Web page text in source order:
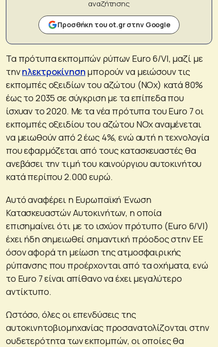
αναζήτησης
Προσθήκη του ot.gr στην Google
Τα πρότυπα εκπομπών ρύπων Euro 6/VI, μαζί με
τηνηλεκτροκίνηση μπορούν να μειώσουν τις
εκπομπές οξειδίων του αζώτου (NOx) κατά 80%
έως το 2035 σε σύγκριση με τα επίπεδα που
ίσχυαν το 2020. Με τα νέα πρότυπα του Euro 7 οι
εκπομπές οξειδίου του αζώτου NOx αναμένεται
να μειωθούν από 2 έως 4%, ενώ αυτή η τεχνολογία
που εφαρμόζεται από τους κατασκευαστές θα
ανεβάσει την τιμή του καινούργιου αυτοκινήτου
κατά περίπου 2.000 ευρώ.
Αυτό αναφέρει η Ευρωπαϊκή Ένωση
Κατασκευαστών Αυτοκινήτων, η οποία
επισημαίνει ότι με το ισχύον πρότυπο (Euro 6/VI)
έχει ήδη σημειωθεί σημαντική πρόοδος στην ΕΕ
όσον αφορά τη μείωση της ατμοσφαιρικής
ρύπανσης που προέρχονται από τα οχήματα, ενώ
το Euro 7 είναι απίθανο να έχει μεγαλύτερο
αντίκτυπο.
Ωστόσο, όλες οι επενδύσεις της
αυτοκινητοβιομηχανίας προσανατολίζονται στην
ουδετερότητα των εκπομπών, οι οποίες θα